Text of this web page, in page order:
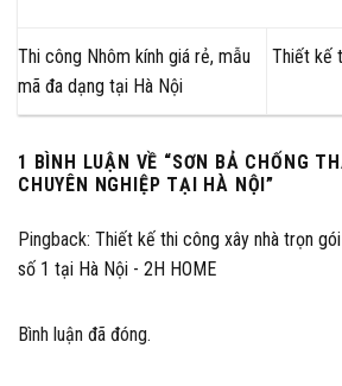
Thi công Nhôm kính giá rẻ, mẫu
mã đa dạng tại Hà Nội
Thiết kế
1 BÌNH LUẬN VỀ “SƠN BẢ CHỐNG
CHUYÊN NGHIỆP TẠI HÀ NỘI”
Pingback: Thiết kế thi công xây nhà trọn
số 1 tại Hà Nội - 2H HOME
Bình luận đã đóng.